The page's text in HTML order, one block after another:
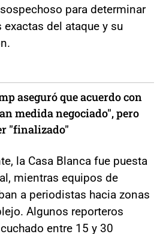
para determinar
del ataque y su
aseguró que acuerdo con
medida negociado", pero
"finalizado"
la Casa Blanca fue puesta
mientras equipos de
a periodistas hacia zonas
Algunos reporteros
entre 15 y 30